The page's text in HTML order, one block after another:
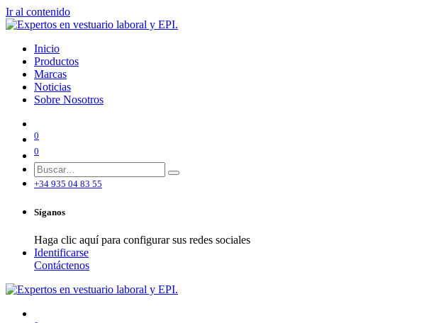
Ir al contenido
Inicio
Productos
Marcas
Noticias
Sobre Nosotros
0
0
+34 935 04 83 55
Síganos
Haga clic aquí para configurar sus redes sociales
Identificarse
Contáctenos